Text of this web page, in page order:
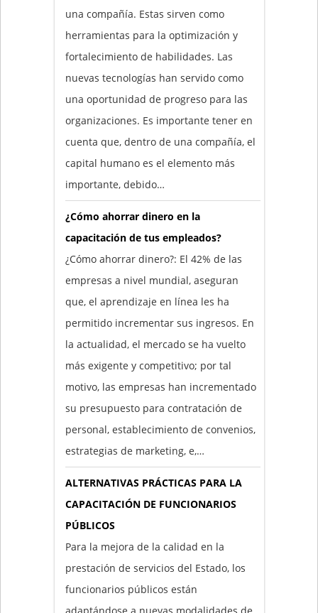
una compañía. Estas sirven como
herramientas para la optimización y
fortalecimiento de habilidades. Las
nuevas tecnologías han servido como
una oportunidad de progreso para las
organizaciones. Es importante tener en
cuenta que, dentro de una compañía, el
capital humano es el elemento más
importante, debido…
¿Cómo ahorrar dinero en la
capacitación de tus empleados?
¿Cómo ahorrar dinero?: El 42% de las
empresas a nivel mundial, aseguran
que, el aprendizaje en línea les ha
permitido incrementar sus ingresos. En
la actualidad, el mercado se ha vuelto
más exigente y competitivo; por tal
motivo, las empresas han incrementado
su presupuesto para contratación de
personal, establecimiento de convenios,
estrategias de marketing, e,…
ALTERNATIVAS PRÁCTICAS PARA LA
CAPACITACIÓN DE FUNCIONARIOS
PÚBLICOS
Para la mejora de la calidad en la
prestación de servicios del Estado, los
funcionarios públicos están